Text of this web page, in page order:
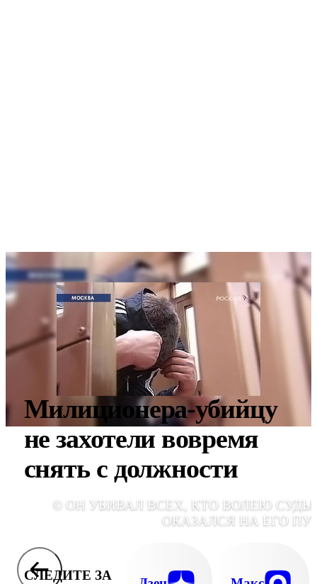
Милиционера-убийцу
не захотели вовремя
снять с должности
© ОН УБИВАЛ ВСЕХ, КТО ВОЛЕЮ
ОКАЗАЛСЯ НА ЕГО
СЛЕДИТЕ ЗА